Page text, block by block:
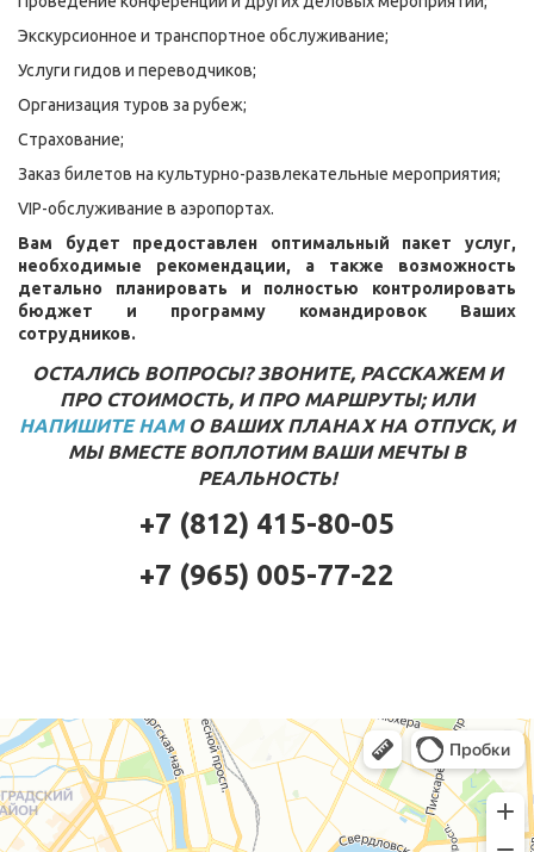
Экскурсионное и транспортное обслуживание;
Услуги гидов и переводчиков;
Организация туров за рубеж;
Страхование;
Заказ билетов на культурно-развлекательные мероприятия;
VIP-обслуживание в аэропортах.
Вам будет предоставлен оптимальный пакет услуг,
необходимые рекомендации, а также возможность
детально планировать и полностью контролировать
бюджет и программу командировок Ваших
сотрудников.
ОСТАЛИСЬ ВОПРОСЫ? ЗВОНИТЕ, РАССКАЖЕМ И
ПРО СТОИМОСТЬ, И ПРО МАРШРУТЫ; ИЛИ
НАПИШИТЕ НАМО ВАШИХ ПЛАНАХ НА ОТПУСК, И
МЫ ВМЕСТЕ ВОПЛОТИМ ВАШИ МЕЧТЫ В
РЕАЛЬНОСТЬ!
+7 (812) 415-80-05
+7 (965) 005-77-22